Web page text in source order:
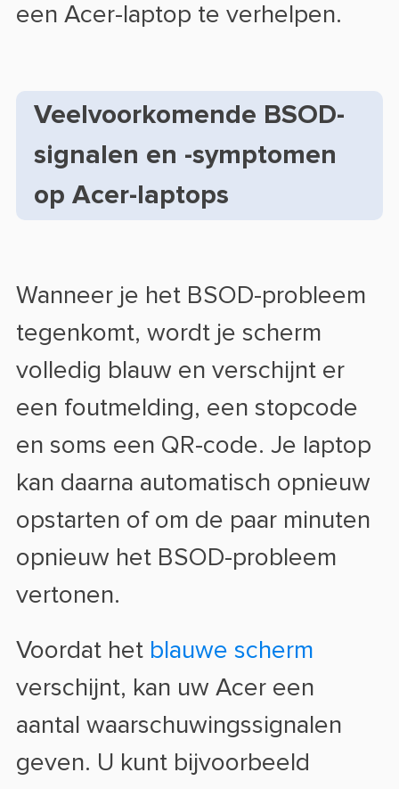
een Acer-laptop te verhelpen.
Veelvoorkomende BSOD-
signalen en -symptomen
op Acer-laptops
Wanneer je het BSOD-probleem
tegenkomt, wordt je scherm
volledig blauw en verschijnt er
een foutmelding, een stopcode
en soms een QR-code. Je laptop
kan daarna automatisch opnieuw
opstarten of om de paar minuten
opnieuw het BSOD-probleem
vertonen.
Voordat het blauwe scherm
verschijnt, kan uw Acer een
aantal waarschuwingssignalen
geven. U kunt bijvoorbeeld